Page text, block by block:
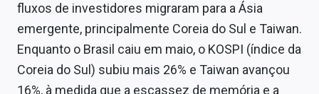
fluxos de investidores migraram para a Ásia
emergente, principalmente Coreia do Sul e Taiwan.
Enquanto o Brasil caiu em maio, o KOSPI (índice da
Coreia do Sul) subiu mais 26% e Taiwan avançou
16%, à medida que a escassez de memória e a